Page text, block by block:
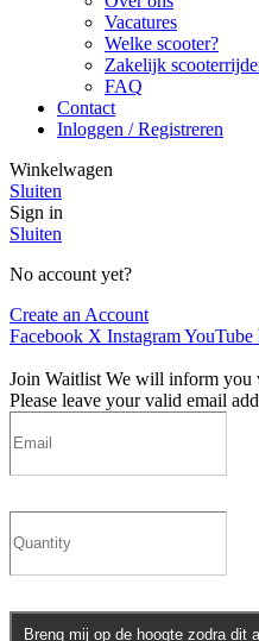
Vacatures
Welke scooter?
Zakelijk
FAQ
Contact
Inloggen / Registreren
Winkelwagen
Sluiten
Sign in
Sluiten
No account yet?
Create an Account
Facebook X InstagramYouTube
Join Waitlist We will inform you
Please leave your valid email
Breng mij op de hoogte zodra dit